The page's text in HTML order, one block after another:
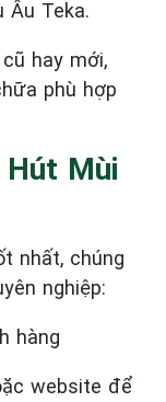
Âu Teka.
hay mới,
phù hợp
Hút Mùi
nhất, chúng
nghiệp:
hàng
website để